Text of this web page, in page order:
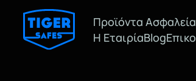
Προϊόντα
Η ΕταιρίαBlog